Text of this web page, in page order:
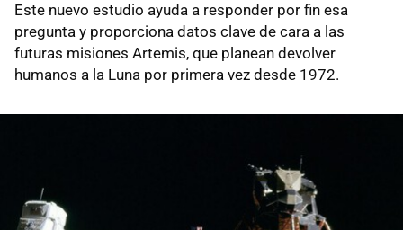
Este nuevo estudio ayuda a responder por fin esa
pregunta y proporciona datos clave de cara a las
futuras misiones Artemis, que planean devolver
humanos a la Luna por primera vez desde 1972.